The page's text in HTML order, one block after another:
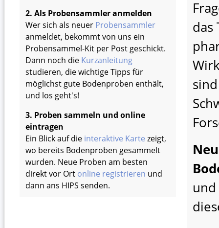
2. Als Probensammler anmelden
Wer sich als neuer Probensammler
anmeldet, bekommt von uns ein
Probensammel-Kit per Post geschickt.
Dann noch die Kurzanleitung
studieren, die wichtige Tipps für
möglichst gute Bodenproben enthält,
und los geht's!
3. Proben sammeln und online
eintragen
Ein Blick auf die interaktive Karte zeigt,
wo bereits Bodenproben gesammelt
wurden. Neue Proben am besten
direkt vor Ort online registrieren und
dann ans HIPS senden.
das